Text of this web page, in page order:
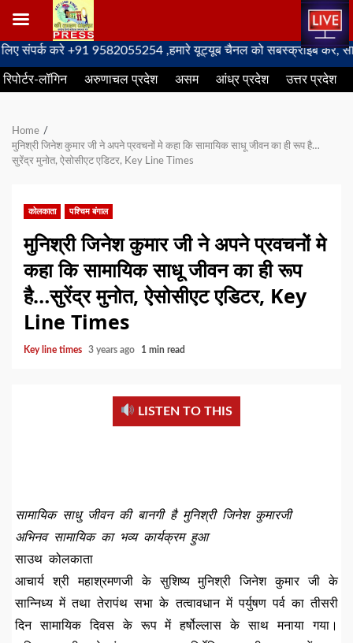
Skip
to
content
करे +91 9582055254 ,हमारे यूट्यूब चैनल को सबस्क्राइब करें, साथ मे
रिपोर्टर-लॉगिन अरुणाचल प्रदेश असम आंध्र प्रदेश उत्तर प्रदेश
Home
मुनिश्री जिनेश कुमार जी ने अपने प्रवचनों मे कहा कि सामायिक साधू जीवन का ही रूप है…
सुरेंद्र मुनोत, ऐसोसीएट एडिटर, Key Line Times
कोलकाता पश्चिम बंगाल
मुनिश्री जिनेश कुमार जी ने अपने प्रवचनों मे
कहा कि सामायिक साधू जीवन का ही रूप
है…सुरेंद्र मुनोत, ऐसोसीएट एडिटर, Key
Line Times
Key line times 3 years ago 1 min read
LISTEN TO THIS
सामायिक साधु जीवन की बानगी है मुनिश्री जिनेश कुमारजी
अभिनव सामायिक का भव्य कार्यक्रम हुआ
साउथ कोलकाता
आचार्य श्री महाश्रमणजी के सुशिष्य मुनिश्री जिनेश कुमार जी के
सान्निध्य में तथा तेरापंथ सभा के तत्वावधान में पर्युषण पर्व का तीसरी
दिन सामायिक दिवस के रूप में हर्षोल्लास के साथ मनाया गया।